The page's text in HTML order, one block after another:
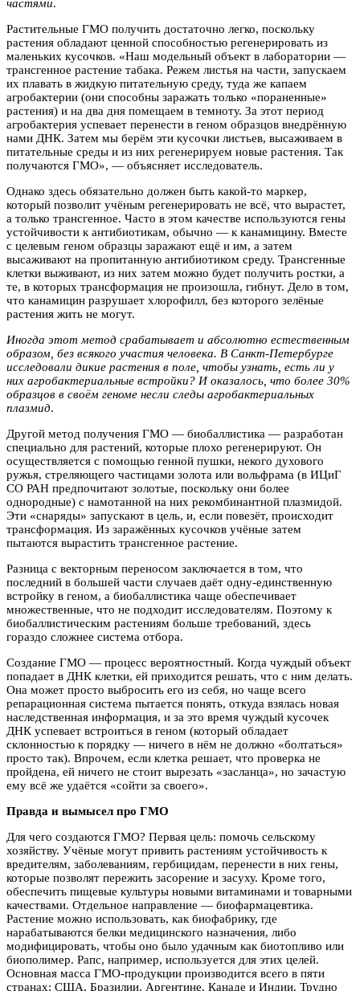
частями.
Растительные ГМО получить достаточно легко, поскольку
растения обладают ценной способностью регенерировать из
маленьких кусочков. «Наш модельный объект в лаборатории —
трансгенное растение табака. Режем листья на части, запускаем
их плавать в жидкую питательную среду, туда же капаем
агробактерии (они способны заражать только «пораненные»
растения) и на два дня помещаем в темноту. За этот период
агробактерия успевает перенести в геном образцов внедрённую
нами ДНК. Затем мы берём эти кусочки листьев, высаживаем в
питательные среды и из них регенерируем новые растения. Так
получаются ГМО», — объясняет исследователь.
Однако здесь обязательно должен быть какой-то маркер,
который позволит учёным регенерировать не всё, что вырастет,
а только трансгенное. Часто в этом качестве используются гены
устойчивости к антибиотикам, обычно — к канамицину. Вместе
с целевым геном образцы заражают ещё и им, а затем
высаживают на пропитанную антибиотиком среду. Трансгенные
клетки выживают, из них затем можно будет получить ростки, а
те, в которых трансформация не произошла, гибнут. Дело в том,
что канамицин разрушает хлорофилл, без которого зелёные
растения жить не могут.
Иногда этот метод срабатывает и абсолютно естественным
образом, без всякого участия человека. В Санкт-Петербурге
исследовали дикие растения в поле, чтобы узнать, есть ли у
них агробактериальные встройки? И оказалось, что более 30%
образцов в своём геноме несли следы агробактериальных
плазмид.
Другой метод получения ГМО — биобаллистика — разработан
специально для растений, которые плохо регенерируют. Он
осуществляется с помощью генной пушки, некого духового
ружья, стреляющего частицами золота или вольфрама (в ИЦиГ
СО РАН предпочитают золотые, поскольку они более
однородные) с намотанной на них рекомбинантной плазмидой.
Эти «снаряды» запускают в цель, и, если повезёт, происходит
трансформация. Из заражённых кусочков учёные затем
пытаются вырастить трансгенное растение.
Разница с векторным переносом заключается в том, что
последний в большей части случаев даёт одну-единственную
встройку в геном, а биобаллистика чаще обеспечивает
множественные, что не подходит исследователям. Поэтому к
биобаллистическим растениям больше требований, здесь
гораздо сложнее система отбора.
Создание ГМО — процесс вероятностный. Когда чуждый объект
попадает в ДНК клетки, ей приходится решать, что с ним делать.
Она может просто выбросить его из себя, но чаще всего
репарационная система пытается понять, откуда взялась новая
наследственная информация, и за это время чуждый кусочек
ДНК успевает встроиться в геном (который обладает
склонностью к порядку — ничего в нём не должно «болтаться»
просто так). Впрочем, если клетка решает, что проверка не
пройдена, ей ничего не стоит вырезать «засланца», но зачастую
ему всё же удаётся «сойти за своего».
Правда и вымысел про ГМО
Для чего создаются ГМО? Первая цель: помочь сельскому
хозяйству. Учёные могут привить растениям устойчивость к
вредителям, заболеваниям, гербицидам, перенести в них гены,
которые позволят пережить засорение и засуху. Кроме того,
обеспечить пищевые культуры новыми витаминами и товарными
качествами. Отдельное направление — биофармацевтика.
Растение можно использовать, как биофабрику, где
нарабатываются белки медицинского назначения, либо
модифицировать, чтобы оно было удачным как биотопливо или
биополимер. Рапс, например, используется для этих целей.
Основная масса ГМО-продукции производится всего в пяти
странах: США, Бразилии, Аргентине, Канаде и Индии. Трудно